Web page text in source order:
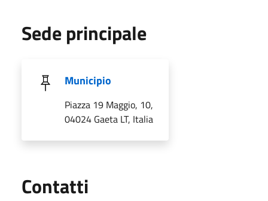
Sede principale
Municipio
Piazza 19 Maggio, 10,
04024 Gaeta LT, Italia
Contatti